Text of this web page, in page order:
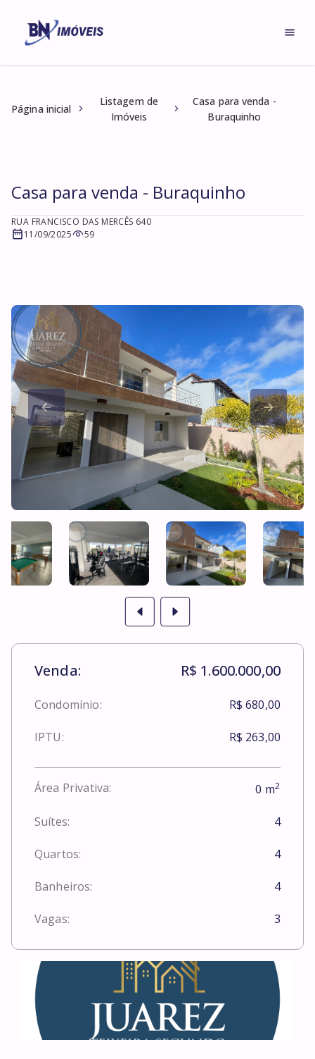
Página inicial
Listagem de
Imóveis
Casa para venda -
Buraquinho
Casa para venda - Buraquinho
RUA FRANCISCO DAS MERCÊS 640
11/09/2025
59
Venda: R$ 1.600.000,00
Condomínio: R$ 680,00
IPTU: R$ 263,00
Área Privativa: 0 m2
Suítes: 4
Quartos: 4
Banheiros: 4
Vagas: 3